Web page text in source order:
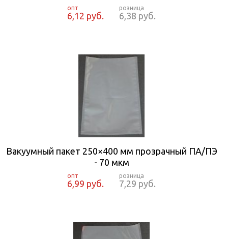
6,12 руб. 6,38 руб.
Вакуумный пакет 250×400 мм прозрачный ПА/ПЭ
- 70 мкм
6,99 руб. 7,29 руб.